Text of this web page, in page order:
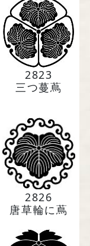
2823
三つ蔓蔦
2826
唐草輪に蔦